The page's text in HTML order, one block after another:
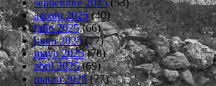
agosto 2025(40)
julio 2025(66)
junio 2025(77)
mayo 2025(78)
abril 2025(69)
marzo 2025(77)